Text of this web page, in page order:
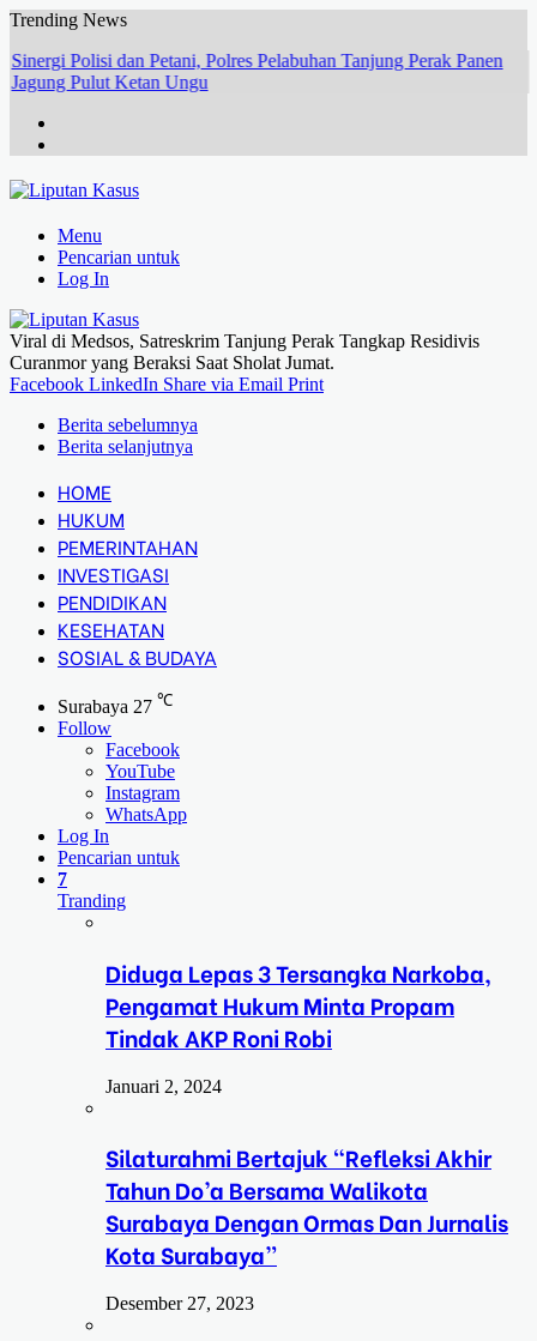
Trending News
Sinergi Polisi dan Petani, Polres Pelabuhan Tanjung Perak Panen
Jagung Pulut Ketan Ungu
Menu
Pencarian untuk
Log In
Viral di Medsos, Satreskrim Tanjung Perak Tangkap Residivis
Curanmor yang Beraksi Saat Sholat Jumat.
Facebook LinkedIn Share via Email Print
Berita sebelumnya
Berita selanjutnya
HOME
HUKUM
PEMERINTAHAN
INVESTIGASI
PENDIDIKAN
KESEHATAN
SOSIAL & BUDAYA
Surabaya 27 ℃
Follow
Facebook
YouTube
Instagram
WhatsApp
Log In
Pencarian untuk
7
Tranding
Diduga Lepas 3 Tersangka Narkoba,
Pengamat Hukum Minta Propam
Tindak AKP Roni Robi
Januari 2, 2024
Silaturahmi Bertajuk “Refleksi Akhir
Tahun Do’a Bersama Walikota
Surabaya Dengan Ormas Dan Jurnalis
Kota Surabaya”
Desember 27, 2023